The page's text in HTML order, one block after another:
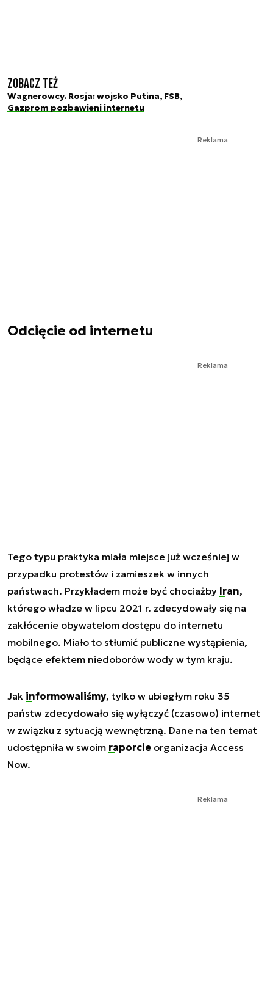
Zobacz też
Wagnerowcy. Rosja: wojsko Putina, FSB,
Gazprom pozbawieni internetu
Reklama
Odcięcie od internetu
Reklama
Tego typu praktyka miała miejsce już wcześniej w
przypadku protestów i zamieszek w innych
państwach. Przykładem może być chociażby Iran,
którego władze w lipcu 2021 r. zdecydowały się na
zakłócenie obywatelom dostępu do internetu
mobilnego. Miało to stłumić publiczne wystąpienia,
będące efektem niedoborów wody w tym kraju.
Jak informowaliśmy, tylko w ubiegłym roku 35
państw zdecydowało się wyłączyć (czasowo) internet
w związku z sytuacją wewnętrzną. Dane na ten temat
udostępniła w swoim raporcie organizacja Access
Now.
Reklama